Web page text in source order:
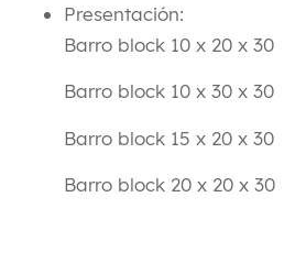
Presentación:
Barro block 10 x 20 x 30
Barro block 10 x 30 x 30
Barro block 15 x 20 x 30
Barro block 20 x 20 x 30